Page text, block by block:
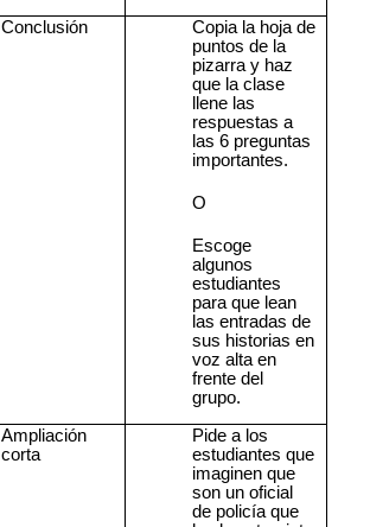
Conclusión
Copia la hoja de
puntos de la
pizarra y haz
que la clase
llene las
respuestas a
las 6 preguntas
importantes.
O
Escoge
algunos
estudiantes
para que lean
las entradas de
sus historias en
voz alta en
frente del
grupo.
Ampliación
corta
Pide a los
estudiantes que
imaginen que
son un oficial
de policía que